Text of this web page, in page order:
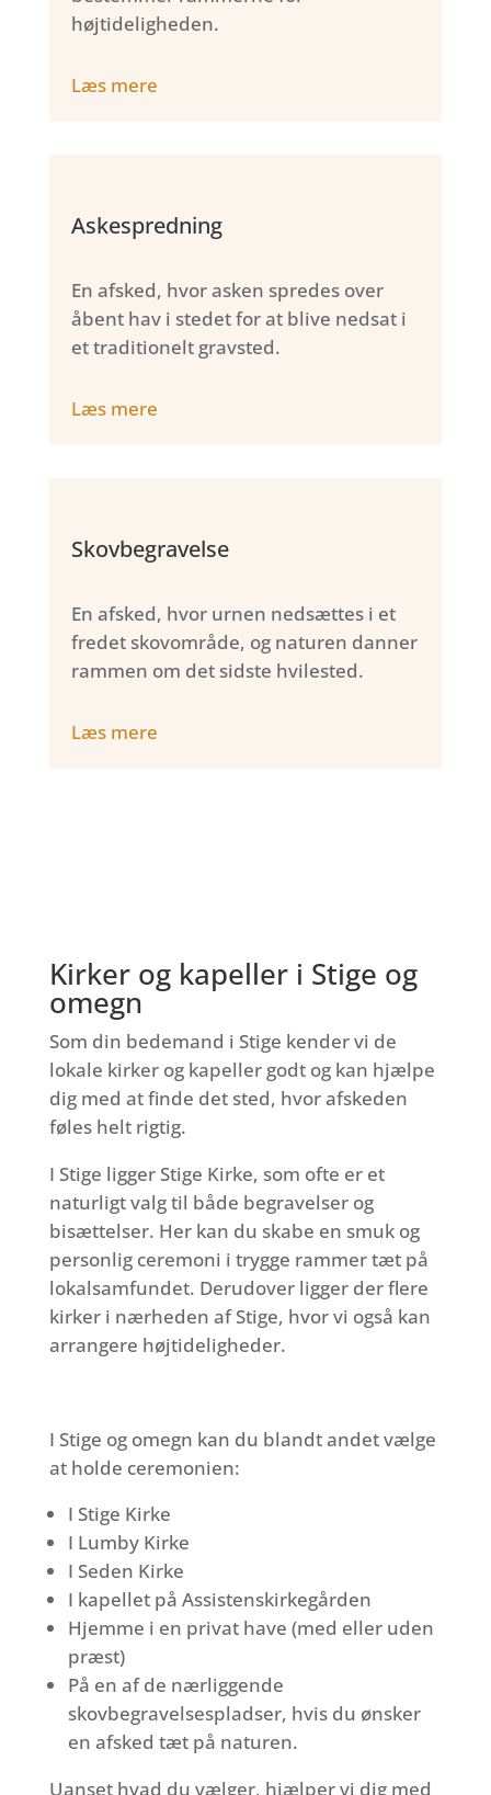
højtideligheden.
Læs mere
Askespredning
En afsked, hvor asken spredes over
åbent hav i stedet for at blive nedsat i
et traditionelt gravsted.
Læs mere
Skovbegravelse
En afsked, hvor urnen nedsættes i et
fredet skovområde, og naturen danner
rammen om det sidste hvilested.
Læs mere
Kirker og kapeller i Stige og
omegn
Som din bedemand i Stige kender vi de
lokale kirker og kapeller godt og kan hjælpe
dig med at finde det sted, hvor afskeden
føles helt rigtig.
I Stige ligger Stige Kirke, som ofte er et
naturligt valg til både begravelser og
bisættelser. Her kan du skabe en smuk og
personlig ceremoni i trygge rammer tæt på
lokalsamfundet. Derudover ligger der flere
kirker i nærheden af Stige, hvor vi også kan
arrangere højtideligheder.
I Stige og omegn kan du blandt andet vælge
at holde ceremonien:
I Stige Kirke
I Lumby Kirke
I Seden Kirke
I kapellet på Assistenskirkegården
Hjemme i en privat have (med eller uden
præst)
På en af de nærliggende
skovbegravelsespladser, hvis du ønsker
en afsked tæt på naturen.
Uanset hvad du vælger, hjælper vi dig med